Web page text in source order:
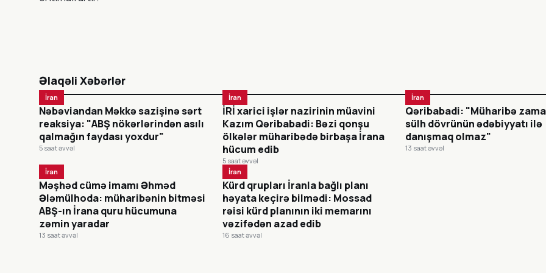
Əlaqəli Xəbərlər
İran
Nəbəviandan Məkkə sazişinə sərt
reaksiya: "ABŞ nökərlərindən asılı
qalmağın faydası yoxdur"
5 saat əvvəl
İran
İRİ xarici işlər nazirinin müavini
Kazım Qəribabadi: Bəzi qonşu
ölkələr müharibədə birbaşa İrana
hücum edib
5 saat əvvəl
İran
Qəribabadi: "Müharibə
sülh dövrünün ədəbiyyatı ilə
danışmaq olmaz"
13 saat əvvəl
İran
Məşhəd cümə imamı Əhməd
Ələmülhoda: müharibənin bitməsi
ABŞ-ın İrana quru hücumuna
zəmin yaradar
13 saat əvvəl
İran
Kürd qrupları İranla bağlı planı
həyata keçirə bilmədi: Mossad
rəisi kürd planının iki memarını
vəzifədən azad edib
16 saat əvvəl